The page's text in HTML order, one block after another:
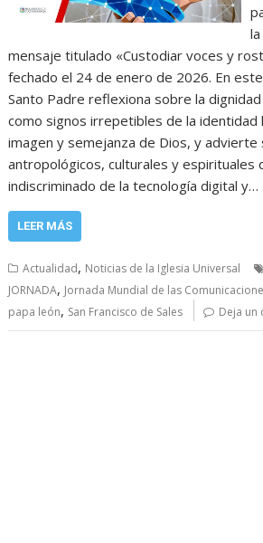
mensaje titulado «Custodiar voces y
fechado el 24 de enero de 2026. En
Santo Padre reflexiona sobre la
como signos irrepetibles de la identidad
imagen y semejanza de Dios, y
antropológicos, culturales y espirituales
indiscriminado de la tecnología digital y…
LEER MÁS
Actualidad, Noticias de la Iglesia Universal
JORNADA, Jornada Mundial de las
papa león, San Francisco de Sales Deja un